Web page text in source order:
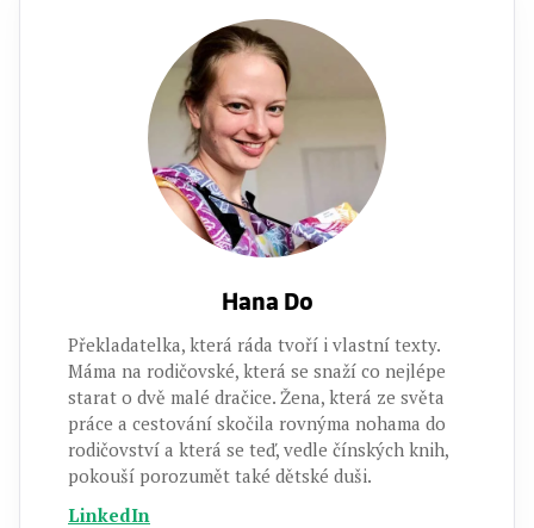
Hana Do
Překladatelka, která ráda tvoří i vlastní texty.
Máma na rodičovské, která se snaží co nejlépe
starat o dvě malé dračice. Žena, která ze světa
práce a cestování skočila rovnýma nohama do
rodičovství a která se teď, vedle čínských knih,
pokouší porozumět také dětské duši.
LinkedIn